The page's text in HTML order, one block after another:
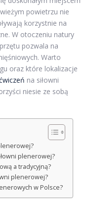
powietrzu nie
korzystnie na
W otoczeniu natury
pozwala na
Warto
oraz które lokalizacje
na siłowni
niesie ze sobą
plenerowej?
a tradycyjną?
plenerowej?
w Polsce?